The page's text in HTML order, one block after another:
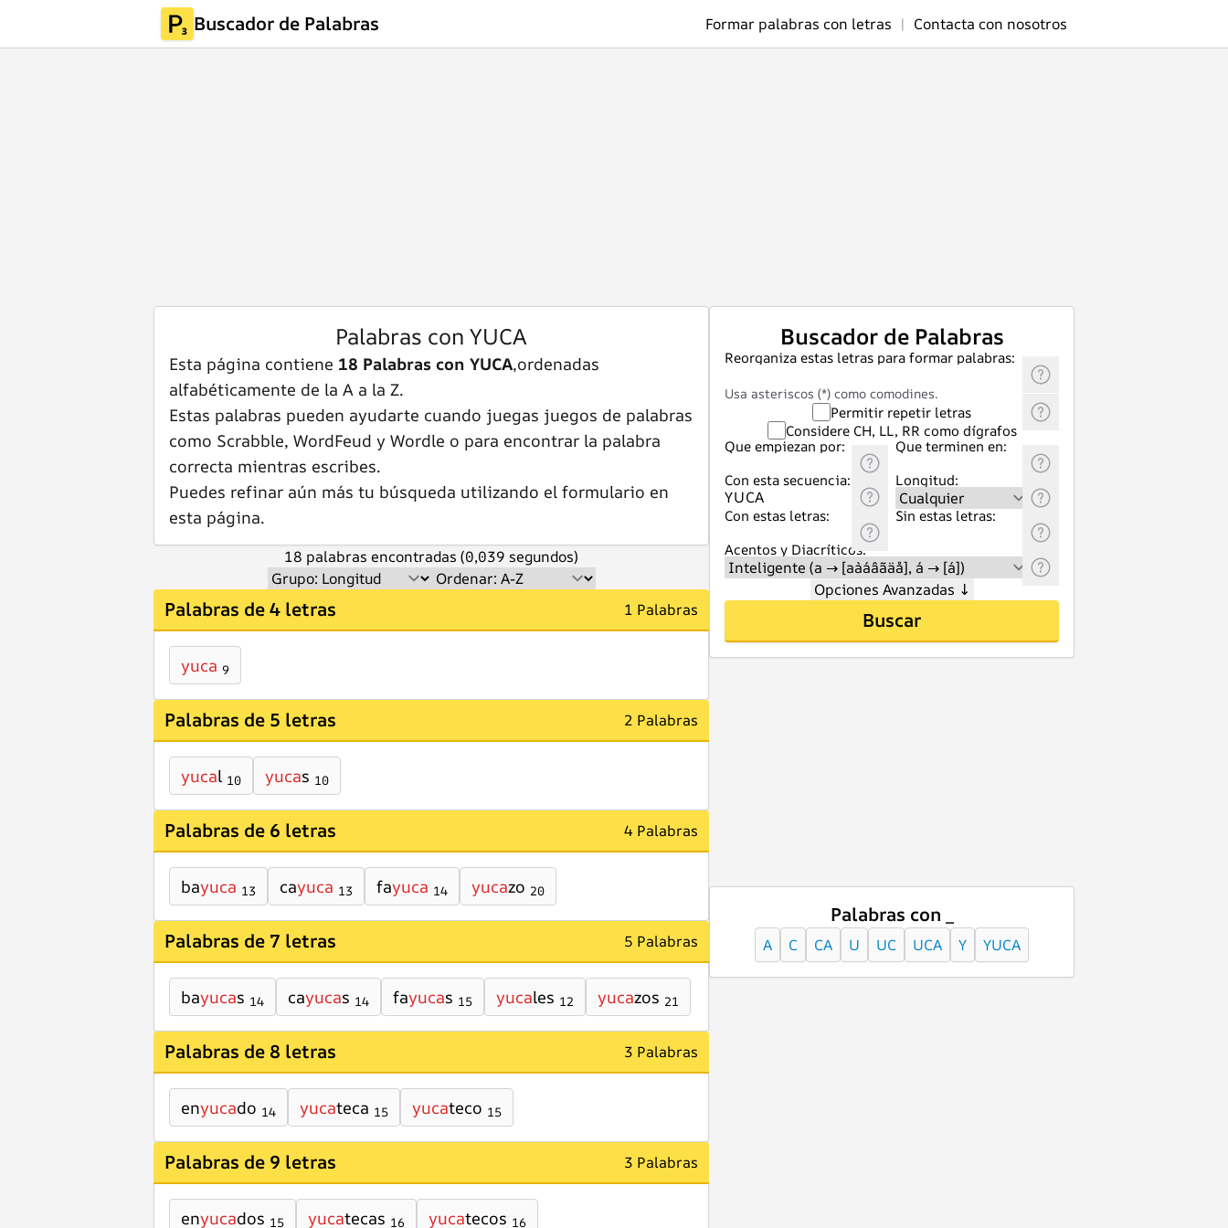
Buscador de Palabras Formar palabras con letras | Contacta con nosotros
Palabras con YUCA
Esta página contiene 18 Palabras con YUCA,ordenadas
alfabéticamente de la A a la Z.
Estas palabras pueden ayudarte cuando juegas juegos de palabras
como Scrabble, WordFeud y Wordle o para encontrar la palabra
correcta mientras escribes.
Puedes refinar aún más tu búsqueda utilizando el formulario en
esta página.
18 palabras encontradas (0,039 segundos)
Palabras de 4 letras 1 Palabras
yuca 9
Palabras de 5 letras 2 Palabras
yucal 10 yucas 10
Palabras de 6 letras 4 Palabras
bayuca 13 cayuca 13 fayuca 14 yucazo 20
Palabras de 7 letras 5 Palabras
bayucas 14 cayucas 14 fayucas 15 yucales 12 yucazos 21
Palabras de 8 letras 3 Palabras
enyucado 14 yucateca 15 yucateco 15
Palabras de 9 letras 3 Palabras
enyucados 15 yucatecas 16 yucatecos 16
Buscador de Palabras
Reorganiza estas letras para formar palabras:
Usa asteriscos (*) como comodines.
Permitir repetir letras
Considere CH, LL, RR como dígrafos
Que empiezan por:
Que terminen en:
Con esta secuencia:
Longitud:
Con estas letras:
Sin estas letras:
Acentos y Diacríticos:
Opciones Avanzadas ↓
Buscar
Palabras con _
A C CA U UC UCA Y YUCA